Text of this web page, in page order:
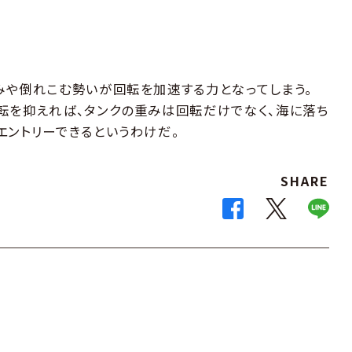
倒れこむ勢いが回転を加速する力となってしまう。
抑えれば、タンクの重みは回転だけでなく、海に落ち
トリーできるというわけだ。
SHARE